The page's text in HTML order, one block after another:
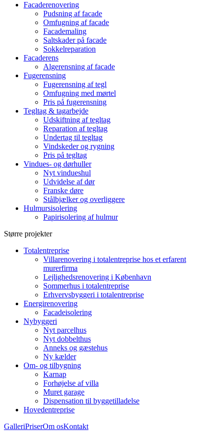
Facaderenovering
Pudsning af facade
Omfugning af facade
Facademaling
Saltskader på facade
Sokkelreparation
Facaderens
Algerensning af facade
Fugerensning
Fugerensning af tegl
Omfugning med mørtel
Pris på fugerensning
Tegltag & tagarbejde
Udskiftning af tegltag
Reparation af tegltag
Undertag til tegltag
Vindskeder og rygning
Pris på tegltag
Vindues- og dørhuller
Nyt vindueshul
Udvidelse af dør
Franske døre
Stålbjælker og overliggere
Hulmursisolering
Papirisolering af hulmur
Større projekter
Totalentreprise
Villarenovering i totalentreprise hos et erfarent
murerfirma
Lejlighedsrenovering i København
Sommerhus i totalentreprise
Erhvervsbyggeri i totalentreprise
Energirenovering
Facadeisolering
Nybyggeri
Nyt parcelhus
Nyt dobbelthus
Anneks og gæstehus
Ny kælder
Om- og tilbygning
Karnap
Forhøjelse af villa
Muret garage
Dispensation til byggetilladelse
Hovedentreprise
GalleriPriserOm osKontakt